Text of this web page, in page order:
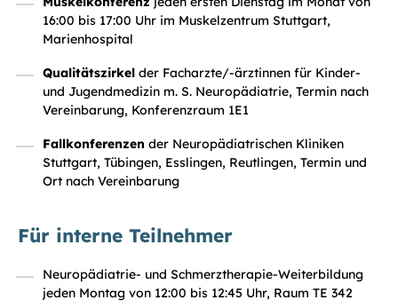
16:00 bis 17:00 Uhr im Muskelzentrum Stuttgart,
Marienhospital
Qualitätszirkel der Facharzte/-ärztinnen für Kinder-
und Jugendmedizin m. S. Neuropädiatrie, Termin nach
Vereinbarung, Konferenzraum 1E1
Fallkonferenzen der Neuropädiatrischen Kliniken
Stuttgart, Tübingen, Esslingen, Reutlingen, Termin und
Ort nach Vereinbarung
Für interne Teilnehmer
Neuropädiatrie- und Schmerztherapie-Weiterbildung
jeden Montag von 12:00 bis 12:45 Uhr, Raum TE 342